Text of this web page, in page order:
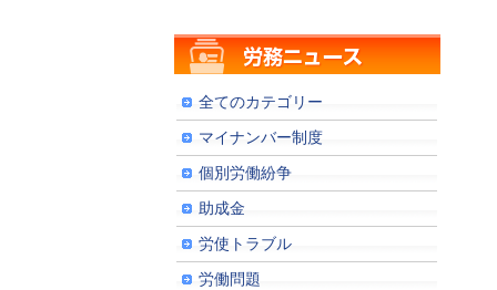
全てのカテゴリー
マイナンバー制度
個別労働紛争
助成金
労使トラブル
労働問題